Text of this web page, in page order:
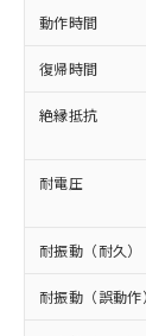
動作時間
復帰時間
絶縁抵抗
耐電圧
耐振動（耐久）
耐振動（誤動作）
以下
ご利
商品で
対応
非含
調査
非含
非該
害物
仕入
いた
むを
※1
「○
基準
基準
「－
い合